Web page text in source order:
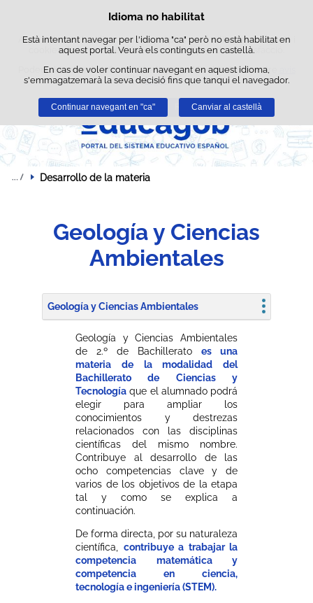
Política de cookies
Aquest lloc web utilitza cookies pròpies per facilitar la navegació i
cookies de tercers per obtenir estadístiques d'ús i satisfacció.
Podeu obtenir més informació a l'apartat "Cookies" del nostre
legal .
Acceptar Rebutjar
Idioma no habilitat
Està intentant navegar per l'idioma "ca" però no està habilitat en
aquest portal. Veurà els continguts en castellà.
En cas de voler continuar navegant en aquest idioma,
s'emmagatzemarà la seva decisió fins que tanqui el navegador.
Continuar navegant en "ca" Canviar al castellà
Passar al contingut
Desarrollo de la materia
Geología y Ciencias
Ambientales
Geología y Ciencias Ambientales
Geología y Ciencias Ambientales
de 2.º de Bachillerato es una
materia de la modalidad del
Bachillerato de Ciencias y
Tecnología que el alumnado podrá
elegir para ampliar los
conocimientos y destrezas
relacionados con las disciplinas
científicas del mismo nombre.
Contribuye al desarrollo de las
ocho competencias clave y de
varios de los objetivos de la etapa
tal y como se explica a
continuación.
De forma directa, por su naturaleza
científica, contribuye a trabajar la
competencia matemática y
competencia en ciencia,
tecnología e ingeniería (STEM).